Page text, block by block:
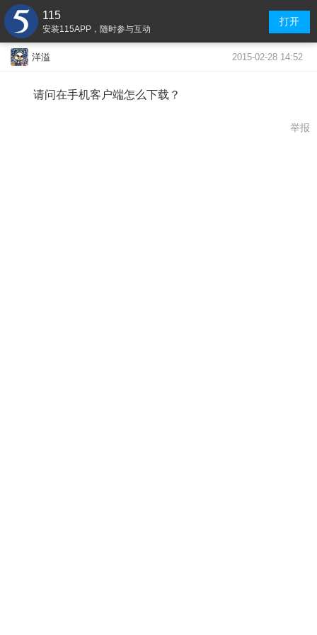
115
安装115APP，随时参与互动
打开
洋溢 2015-02-28 14:52
请问在手机客户端怎么下载？
举报